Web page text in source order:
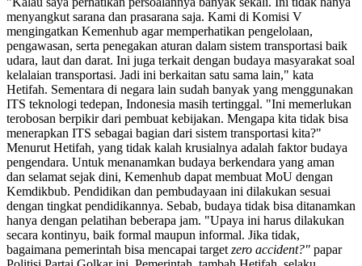
menyangkut sarana dan prasarana saja. Kami di Komisi V
mengingatkan Kemenhub agar memperhatikan pengelolaan,
pengawasan, serta penegakan aturan dalam sistem transportasi baik
udara, laut dan darat. Ini juga terkait dengan budaya masyarakat soal
kelalaian transportasi. Jadi ini berkaitan satu sama lain," kata
Hetifah. Sementara di negara lain sudah banyak yang menggunakan
ITS teknologi tedepan, Indonesia masih tertinggal. "Ini memerlukan
terobosan berpikir dari pembuat kebijakan. Mengapa kita tidak bisa
menerapkan ITS sebagai bagian dari sistem transportasi kita?"
Menurut Hetifah, yang tidak kalah krusialnya adalah faktor budaya
pengendara. Untuk menanamkan budaya berkendara yang aman
dan selamat sejak dini, Kemenhub dapat membuat MoU dengan
Kemdikbub. Pendidikan dan pembudayaan ini dilakukan sesuai
dengan tingkat pendidikannya. Sebab, budaya tidak bisa ditanamkan
hanya dengan pelatihan beberapa jam. "Upaya ini harus dilakukan
secara kontinyu, baik formal maupun informal. Jika tidak,
bagaimana pemerintah bisa mencapai target zero accident?" papar